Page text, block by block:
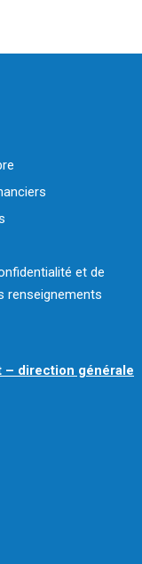
et de
renseignements
– direction générale